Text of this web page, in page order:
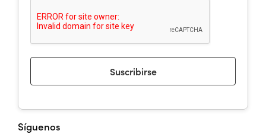
Suscribirse
Síguenos